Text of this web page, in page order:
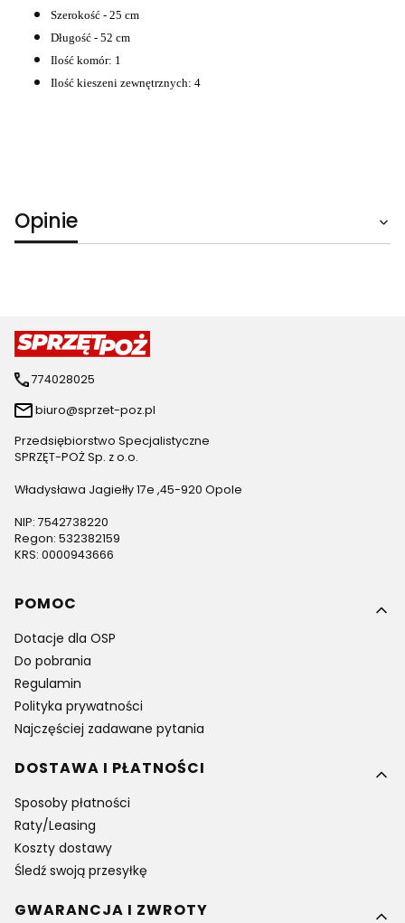
Szerokość - 25 cm
Długość - 52 cm
Ilość komór: 1
Ilość kieszeni zewnętrznych: 4
Opinie
774028025
biuro@sprzet-poz.pl
Przedsiębiorstwo Specjalistyczne
SPRZĘT-POŻ Sp. z o.o.
Władysława Jagiełły 17e ,45-920 Opole
NIP: 7542738220
Regon: 532382159
KRS: 0000943666
Linki w stopce
POMOC
Dotacje dla OSP
Do pobrania
Regulamin
Polityka prywatności
Najczęściej zadawane pytania
DOSTAWA I PŁATNOŚCI
Sposoby płatności
Raty/Leasing
Koszty dostawy
Śledź swoją przesyłkę
GWARANCJA I ZWROTY